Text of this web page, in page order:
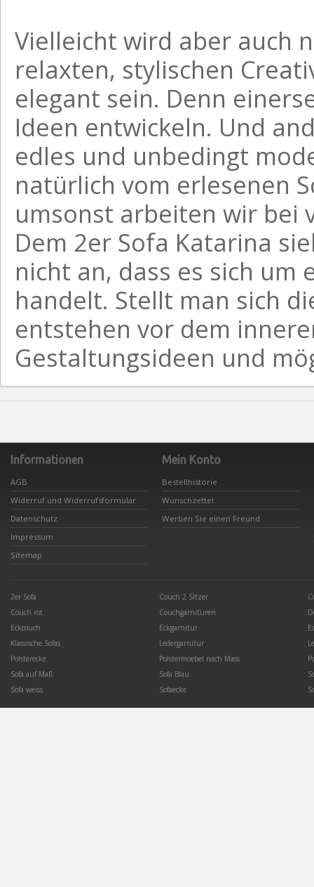
Vielleicht wird aber auch
relaxten, stylischen
elegant sein. Denn
Ideen entwickeln. Und
edles und unbedingt
natürlich vom erlesenen
umsonst arbeiten wir bei
Dem 2er Sofa Katarina
nicht an, dass es sich um
handelt. Stellt man sich
entstehen vor dem
Gestaltungsideen und
Informationen
AGB
Widerruf und Widerrufsformular
Datenschutz
Impressum
Sitemap
Mein Konto
Bestellhistorie
Wunschzettel
Werben Sie einen Freund
2er Sofa Couch 2 Sitzer
Couch rot
Couchgarnituren
Eckcouch
Eckgarnitur
Klassische Sofas
Ledergarnitur
Polsterecke
Polstermoebel nach Mass
Sofa auf Maß
Sofa Blau
Sofa weiss
Sofaecke